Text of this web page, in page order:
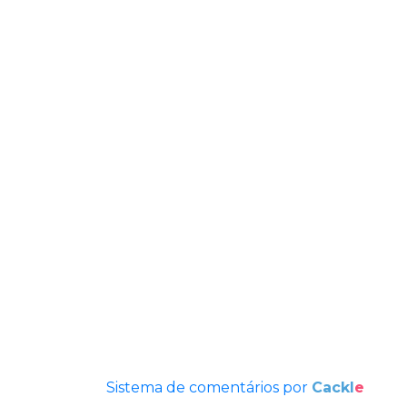
Sistema de comentários por Cackl e